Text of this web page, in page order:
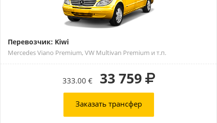
Перевозчик: Kiwi
Mercedes Viano Premium, VW Multivan Premium и т.п.
333.00 € 33 759
Заказать трансфер